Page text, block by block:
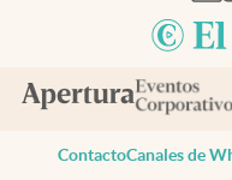
ContactoCanales de